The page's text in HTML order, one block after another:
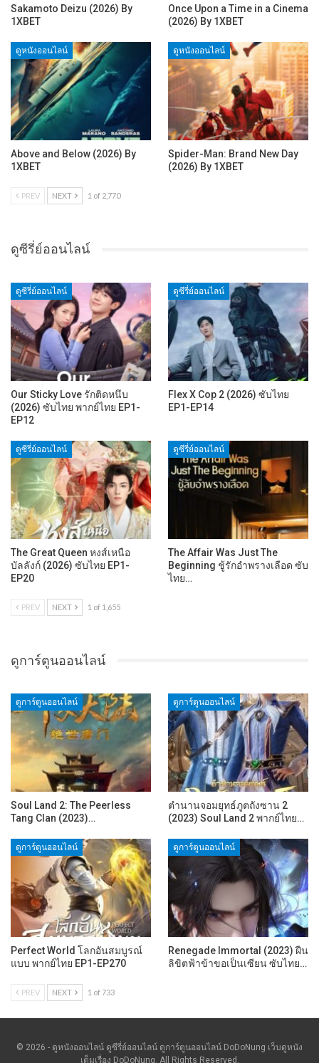
Sakamoto Deizu (2026) By
1XBET
Once Upon a Time in a Cinema
(2026) By 1XBET
ดูหนังออนไลน์
Above and Below (2026) By
1XBET
ดูหนังออนไลน์
Spider-Man: Brand New Day
(2026) By 1XBET
PREV NEXT 1 of 2,770
ดูซีรี่ย์ออนไลน์
ดูซีรี่ย์ออนไลน์
Our Sticky Love รักติดหนึบ
(2026) ซับไทย พากย์ไทย EP1-
EP12
ดูซีรี่ย์ออนไลน์
Flex X Cop 2 (2026) ซับไทย
EP1-EP14
ดูซีรี่ย์ออนไลน์
The Great Queen หงส์เหนือ
บัลลังก์ (2026) ซับไทย EP1-
EP20
ดูซีรี่ย์ออนไลน์
The Affair Was Just The
Beginning ชู้รักอำพรางเลือด ซับ
ไทย…
PREV NEXT 1 of 1,655
ดูการ์ตูนออนไลน์
ดูการ์ตูนออนไลน์
Soul Land 2: The Peerless
Tang Clan (2023)…
ดูการ์ตูนออนไลน์
ตำนานจอมยุทธ์ภูตถังซาน 2
(2023) Soul Land 2 พากย์ไทย…
ดูการ์ตูนออนไลน์
Perfect World โลกอันสมบูรณ์
แบบ พากย์ไทย EP1-EP270
ดูการ์ตูนออนไลน์
Renegade Immortal (2023) ฝืน
ลิขิตฟ้าข้าขอเป็นเซียน ซับไทย…
PREV NEXT 1 of 733
© 2026 - ดูหนังออนไลน์ ดูซีรี่ย์ออนไลน์ ดูการ์ตูนออนไลน์ DoDoNung เว็บดูหนัง
เต็มเรื่อง DoDoNung. All Rights Reserved.